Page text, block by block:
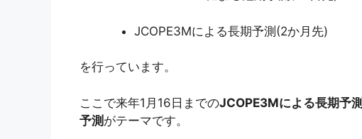
JCOPE3Mによる長期予測(2か月先)
を行っています。
ここで来年1月16日までのJCOPE3Mによる長期予測
予測 がテーマです。